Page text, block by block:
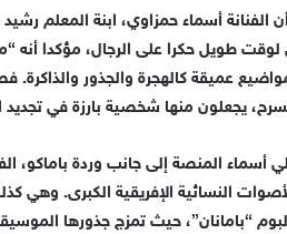
الفنانة أسماء حمزاوي، ابنة المعلم
طويل حكرا على الرجال، مؤكدا أنه
عميقة كالهجرة والجذور والذاكرة.
يجعلون منها شخصية بارزة في تجديد
أسماء المنصة إلى جانب وردة باماكو،
النسائية الإفريقية الكبرى.
“بامانان”، حيث تمزج جذورها